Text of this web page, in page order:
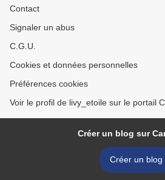
Contact
Signaler un abus
C.G.U.
Cookies et données personnelles
Préférences cookies
Voir le profil de livy_etoile sur le portail
Créer un blog sur
Créer un blog